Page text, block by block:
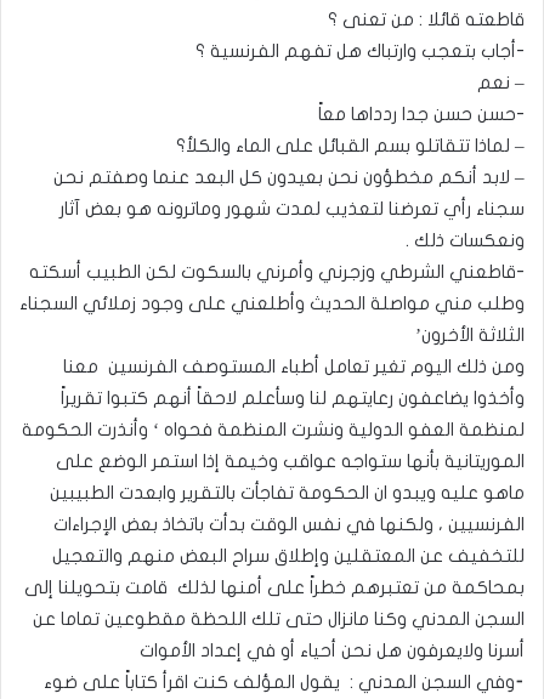
قاطعته قائلا : من تعنى ؟
-أجاب بتعجب وارتباك هل تفهم الفرنسية ؟
– نعم
-حسن حسن جدا ردداها معاً
– لماذا تتقاتلو بسم القبائل على الماء والكلأ؟
– لابد أنكم مخطؤون نحن بعيدون كل البعد عنما وصفتم نحن
سجناء رأي تعرضنا لتعذيب لمدت شهور وماترونه هو بعض آثار
ونعكسات ذلك .
-قاطعني الشرطي وزجرني وأمرني بالسكوت لكن الطبيب أسكته
وطلب مني مواصلة الحديث وأطلعني على وجود زملائي السجناء
الثلاثة الأخرون’
ومن ذلك اليوم تغير تعامل أطباء المستوصف الفرنسين معنا
وأخذوا يضاعفون رعايتهم لنا وسأعلم لاحقاً أنهم كتبوا تقريراً
لمنظمة العفو الدولية ونشرت المنظمة فحواه ‘ وأنذرت الحكومة
الموريتانية بأنها ستواجه عواقب وخيمة إذا استمر الوضع على
ماهو عليه ويبدو ان الحكومة تفاجأت بالتقرير وابعدت الطبيبين
الفرنسيين ، ولكنها في نفس الوقت بدأت باتخاذ بعض الإجراءات
للتخفيف عن المعتقلين وإطلاق سراح البعض منهم والتعجيل
بمحاكمة من تعتبرهم خطراً على أمنها لذلك قامت بتحويلنا إلى
السجن المدني وكنا مانزال حتى تلك اللحظة مقطوعين تماما عن
أسرنا ولايعرفون هل نحن أحياء أو في إعداد الأموات
⁃وفي السجن المدني : يقول المؤلف كنت اقرأ كتاباً على ضوء